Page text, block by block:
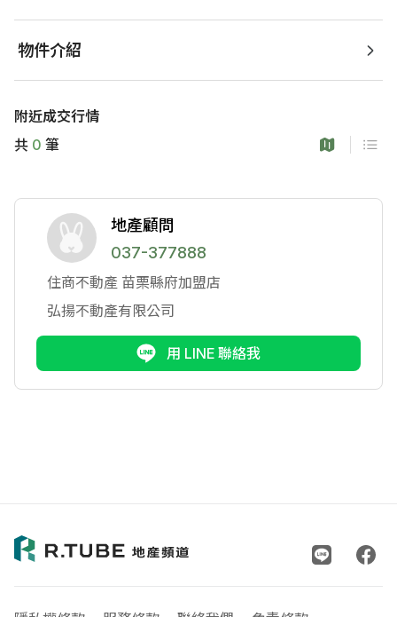
物件介紹
附近成交行情
共 0 筆
地產顧問
037-377888
住商不動產 苗栗縣府加盟店
弘揚不動產有限公司
用 LINE 聯絡我